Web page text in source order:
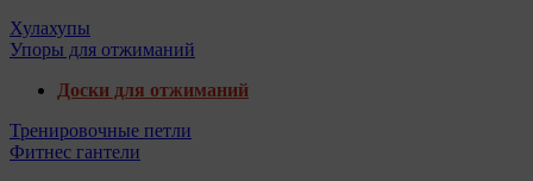
Хулахупы
Упоры для отжиманий
Доски для отжиманий
Тренировочные петли
Фитнес гантели